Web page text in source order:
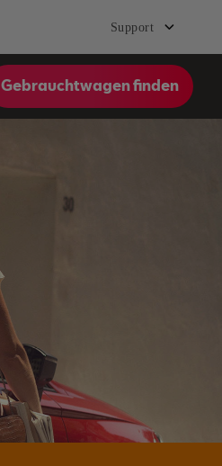
Support
Gebrauchtwagen finden